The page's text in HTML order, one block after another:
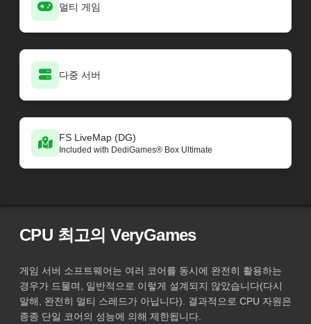
멀티 게임
다중 서버
FS LiveMap (DG)
Included with DediGames® Box Ultimate
CPU 최고의 VeryGames
게임 서버 소프트웨어는 여러 코어를 동시에 완전히 활용하는
경우가 드물며, 일반적으로 이렇게 설계되지 않았습니다(다시
말해, 완전히 멀티 스레드가 아닙니다). 결과적으로 CPU 자원은
종종 단일 코어의 성능에 의해 제한됩니다.